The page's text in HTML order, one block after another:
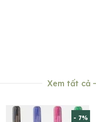
Xem tất cả
- 7%